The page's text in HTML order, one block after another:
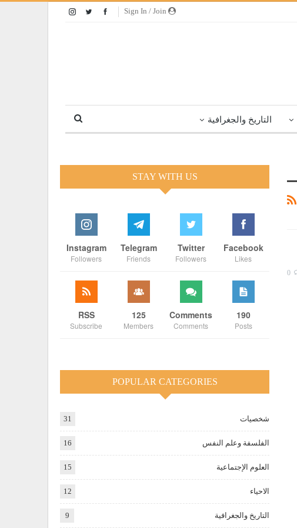
التاريخ والجغرافية
STAY WITH US
Facebook
Likes
Twitter
Followers
Telegram
Friends
Instagram
Followers
190
Posts
Comments
Comments
125
Members
RSS
Subscribe
POPULAR CATEGORIES
شخصيات 31
الفلسفة وعلم النفس 16
العلوم الإجتماعية 15
الاحياء 12
التاريخ والجغرافية 9